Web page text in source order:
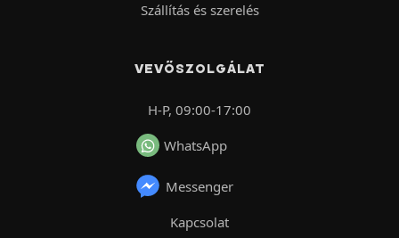
Szállítás és szerelés
VEVŐSZOLGÁLAT
H-P, 09:00-17:00
WhatsApp
Messenger
Kapcsolat